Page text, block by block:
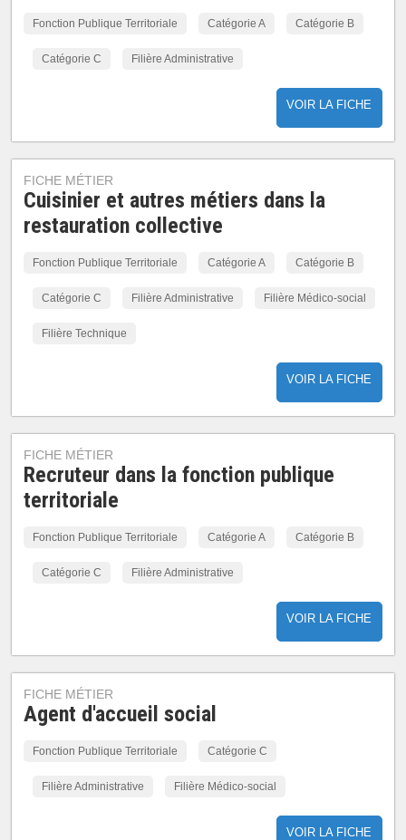
Fonction Publique Territoriale Catégorie A Catégorie B
Catégorie C Filière Administrative
VOIR LA FICHE
FICHE MÉTIER
Cuisinier et autres métiers dans la
restauration collective
Fonction Publique Territoriale Catégorie A Catégorie B
Catégorie C Filière Administrative Filière Médico-social
Filière Technique
VOIR LA FICHE
FICHE MÉTIER
Recruteur dans la fonction publique
territoriale
Fonction Publique Territoriale Catégorie A Catégorie B
Catégorie C Filière Administrative
VOIR LA FICHE
FICHE MÉTIER
Agent d'accueil social
Fonction Publique Territoriale Catégorie C
Filière Administrative Filière Médico-social
VOIR LA FICHE